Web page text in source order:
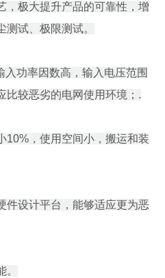
，极大提升产品的可靠性，增
试、极限测试。
功率因数高，输入电压范围
比较恶劣的电网使用环境；.
10%，使用空间小，搬运和装
件设计平台，能够适应更为恶